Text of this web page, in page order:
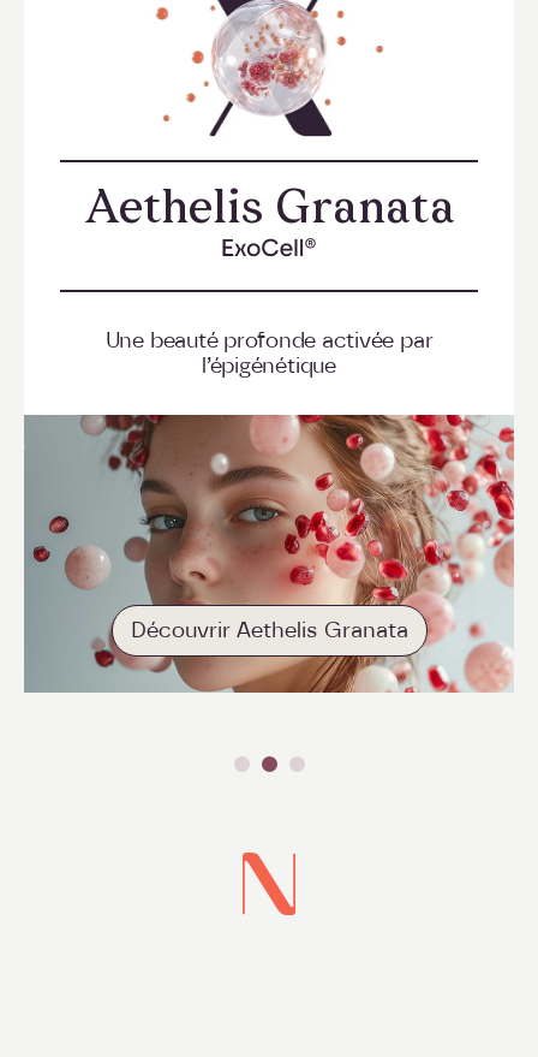
->Aethelis Granata
Une beauté profonde activée par
l’épigénétique
Découvrir Aethelis Granata